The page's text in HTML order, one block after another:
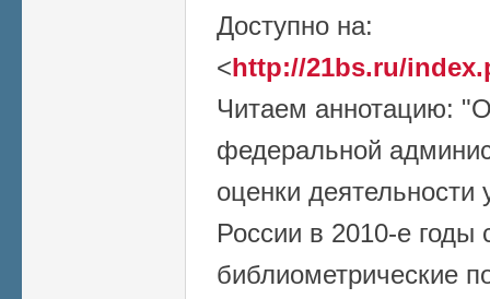
Доступно на:
<http://21bs.ru/
Читаем аннотацию:
федеральной
оценки деятельности
России в 2010-е годы
библиометрические